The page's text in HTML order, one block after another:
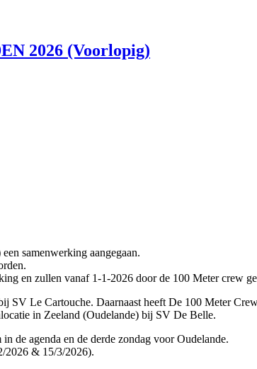
2026 (Voorlopig)
samenwerking aangegaan.
en zullen vanaf 1-1-2026 door de 100 Meter crew
Le Cartouche. Daarnaast heeft De 100 Meter
in Zeeland (Oudelande) bij SV De Belle.
de agenda en de derde zondag voor Oudelande.
2026 & 15/3/2026).